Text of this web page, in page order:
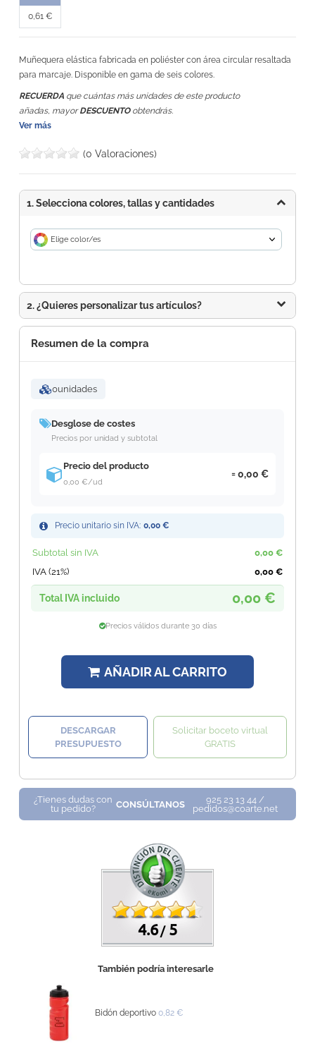
0,61 €
Muñequera elástica fabricada en poliéster con área circular resaltada
para marcaje. Disponible en gama de seis colores.
RECUERDA que cuántas más unidades de este producto
añadas, mayorDESCUENTOobtendrás.
Ver más
(0 Valoraciones)
1. Selecciona colores, tallas y cantidades
Elige color/es
2. ¿Quieres personalizar tus artículos?
Resumen de la compra
0unidades
Desglose de costes
Precios por unidad y subtotal
Precio del producto
0,00 €/ud
0,00 €
Precio unitario sin IVA: 0,00 €
Subtotal sin IVA
0,00 €
IVA (21%)
0,00 €
Total IVA incluido 0,00 €
Precios válidos durante 30 días
AÑADIR AL CARRITO
DESCARGAR
PRESUPUESTO
Solicitar boceto virtual
GRATIS
¿Tienes dudas con
tu pedido?
CONSÚLTANOS
925 23 13 44 /
pedidos@coarte.net
4.6 /5
También podría interesarle
Bidón deportivo 0,82 €